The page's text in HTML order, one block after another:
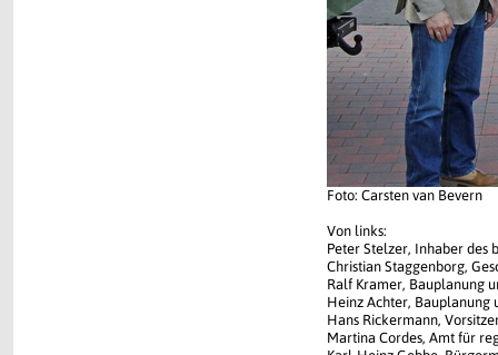
Foto: Carsten van Bevern
Von links:
Peter Stelzer, Inhaber des
Christian Staggenborg,
Ralf Kramer, Bauplanung
Heinz Achter, Bauplanung
Hans Rickermann,
Martina Cordes, Amt für